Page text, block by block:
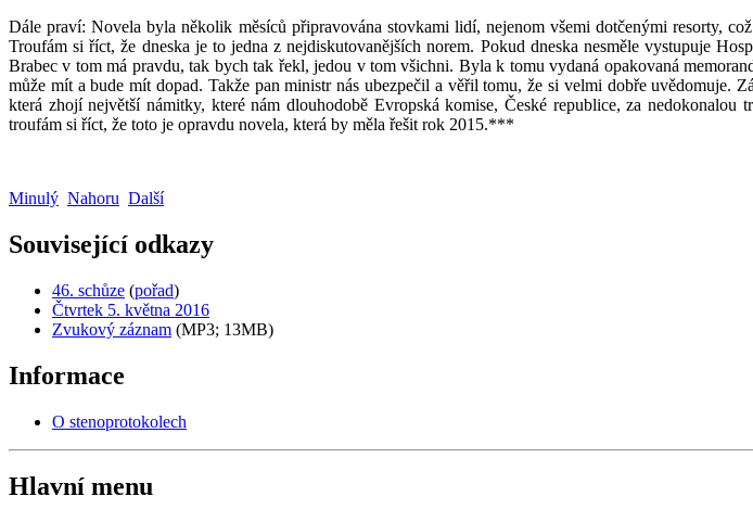
Dále praví: Novela byla několik měsíců připravována stovkami lidí, nejenom všemi dotčenými resorty,
Troufám si říct, že dneska je to jedna z nejdiskutovanějších norem. Pokud dneska nesměle vystupuje
Brabec v tom má pravdu, tak bych tak řekl, jedou v tom všichni. Byla k tomu vydaná opakovaná
může mít a bude mít dopad. Takže pan ministr nás ubezpečil a věřil tomu, že si velmi dobře uvědomuje.
která zhojí největší námitky, které nám dlouhodobě Evropská komise, České republice, za
troufám si říct, že toto je opravdu novela, která by měla řešit rok 2015.***
Minulý Nahoru Další
Související odkazy
46. schůze (pořad)
Čtvrtek 5. května 2016
Zvukový záznam (MP3; 13MB)
Informace
O stenoprotokolech
Hlavní menu